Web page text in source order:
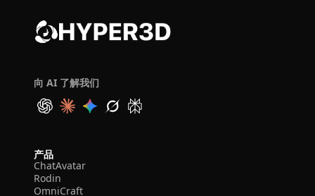
向 AI 了解我们
产品
ChatAvatar
Rodin
OmniCraft